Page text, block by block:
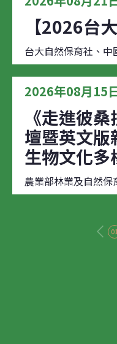
【2026台
台大自然保育社、
2026年08月15
《走進彼
壇暨英文
生物文化
農業部林業及自然保
01